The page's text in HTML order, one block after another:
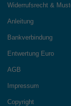
Widerrufsrecht &
Anleitung
Bankverbindung
Entwertung Euro
AGB
Impressum
Copyright